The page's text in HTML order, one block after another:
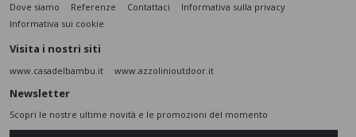
Dove siamo Referenze Contattaci
Informativa sulla privacy
Informativa sui cookie
Visita i nostri siti
www.casadelbambu.it www.azzolinioutdoor.it
Newsletter
Scopri le nostre ultime novità e le promozioni del momento